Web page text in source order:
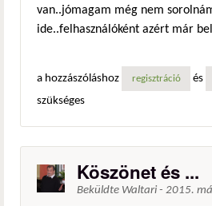
van..jómagam még nem
ide..felhasználóként azért már
a hozzászóláshoz regisztráció és
szükséges
Köszönet és ...
Beküldte Waltari - 2015.